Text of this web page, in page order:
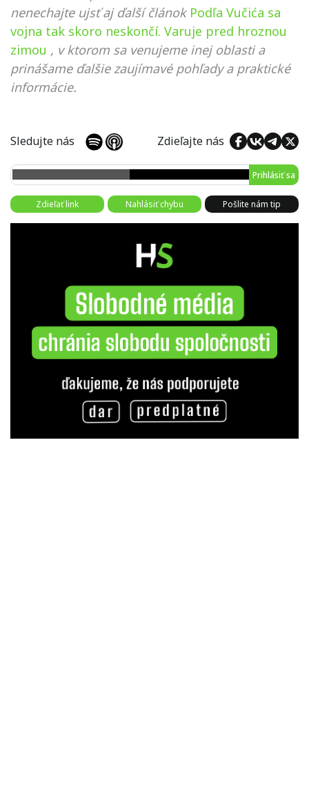
nenechajte ujsť aj ďalší článok Podľa Vučića sa
vojna tak skoro neskončí. Varuje pred hroznou
zimou , v ktorom sa venujeme inej oblasti a
prinášame ďalšie zaujímavé pohľady a praktické
informácie.
Sledujte nás Zdieľajte nás
Prihlásiť sa
Zdieľať link Nahlásiť chybu Pošlite nám tip